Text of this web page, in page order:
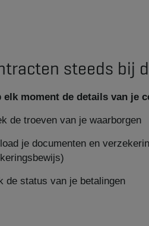
steeds bij
elk moment de details van je
de troeven van je waarborgen
je documenten en
de status van je betalingen